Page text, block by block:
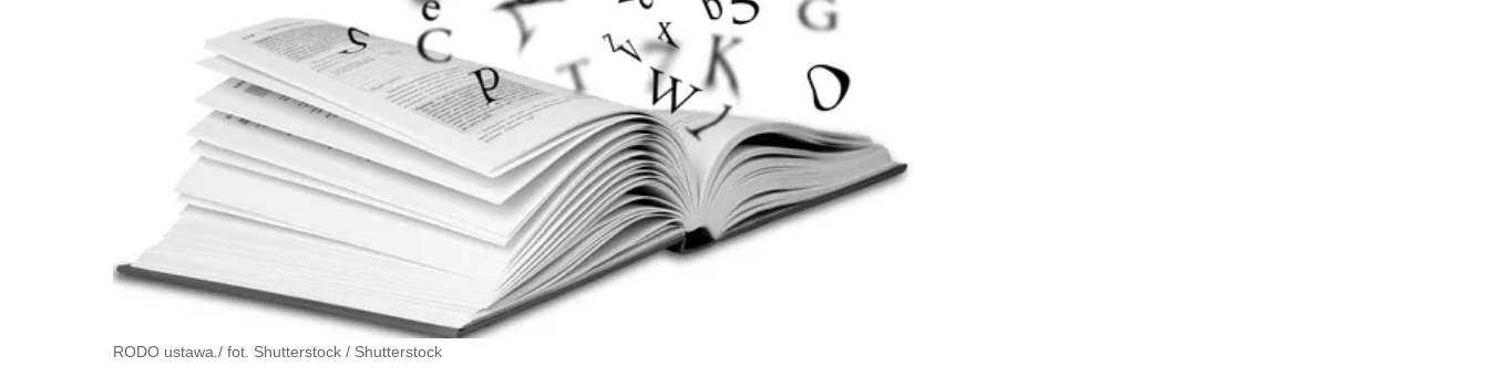
RODO ustawa./ fot. Shutterstock / Shutterstock